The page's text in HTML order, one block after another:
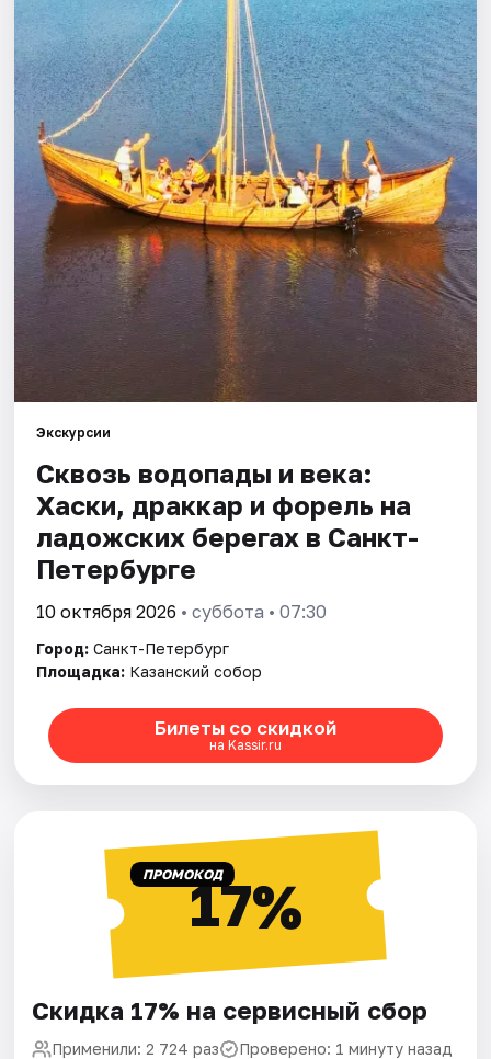
Города
Площадки
Артисты
Рейтинги
Экскурсии
Сквозь водопады и века:
Хаски, драккар и форель на
ладожских берегах в Санкт-
Петербурге
10 октября 2026 • суббота • 07:30
Город: Санкт-Петербург
Площадка: Казанский собор
Билеты со скидкой
на Kassir.ru
ПРОМОКОД17%
Скидка 17% на сервисный сбор
Применили: 2 724 раз Проверено: 1 минуту назад